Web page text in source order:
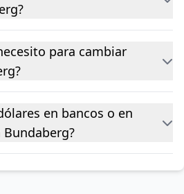
para cambiar
en bancos o en